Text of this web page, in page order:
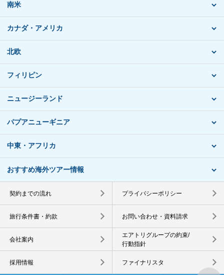
南米
カナダ・アメリカ
北欧
フィリピン
ニュージーランド
パプアニューギニア
中東・アフリカ
おすすめ海外ツアー情報
契約までの流れ プライバシーポリシー
旅行条件書・約款 お問い合わせ・資料請求
会社案内
エアトリグループの約束/
行動指針
採用情報 ファイナリスタ